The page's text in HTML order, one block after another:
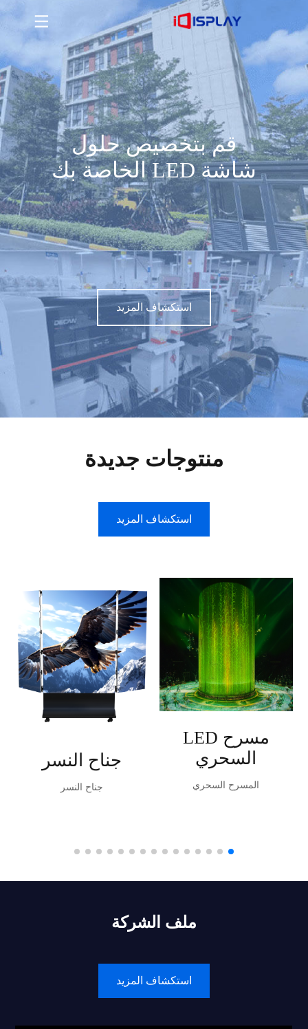
قم بتخصيص حلول
شاشة LED الخاصة بك
استكشاف المزيد
قم بتخصيص حلول شاشة LED الخاصة بك
استكشاف المزيد
منتوجات جديدة
استكشاف المزيد
مسرح LED
السحري
المسرح السحري
جناح النسر
جناح النسر
ملف الشركة
استكشاف المزيد